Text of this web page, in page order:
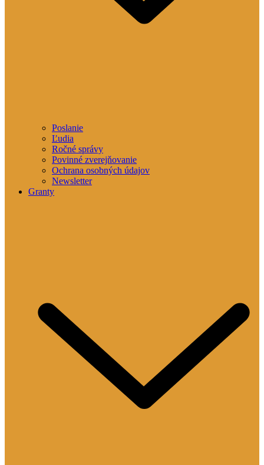
Poslanie
Ľudia
Ročné správy
Povinné zverejňovanie
Ochrana osobných údajov
Newsletter
Granty